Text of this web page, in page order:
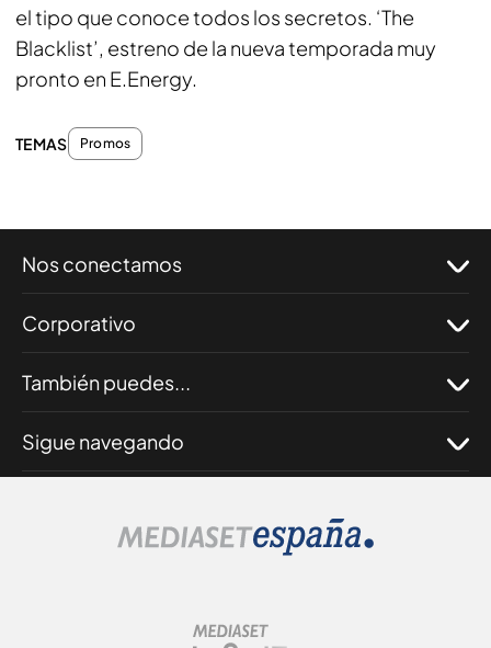
el tipo que conoce todos los secretos. ‘The
Blacklist’, estreno de la nueva temporada muy
pronto en E.Energy.
TEMAS Promos
Nos conectamos
Corporativo
También puedes...
Sigue navegando